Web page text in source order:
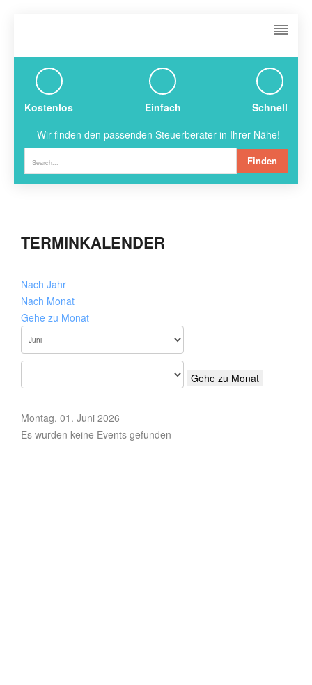
Kostenlos Einfach
Schnell
Wir finden den passenden Steuerberater in Ihrer Nähe!
Finden
TERMINKALENDER
Nach Jahr
Nach Monat
Gehe zu Monat
Gehe zu Monat
Montag, 01. Juni 2026
Es wurden keine Events gefunden